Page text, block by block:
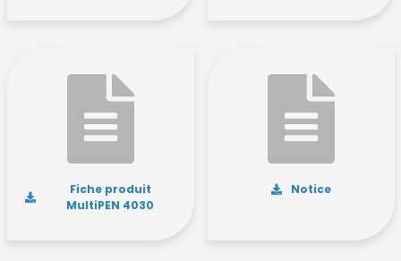
Fiche produit
MultiPEN 4030
Notice